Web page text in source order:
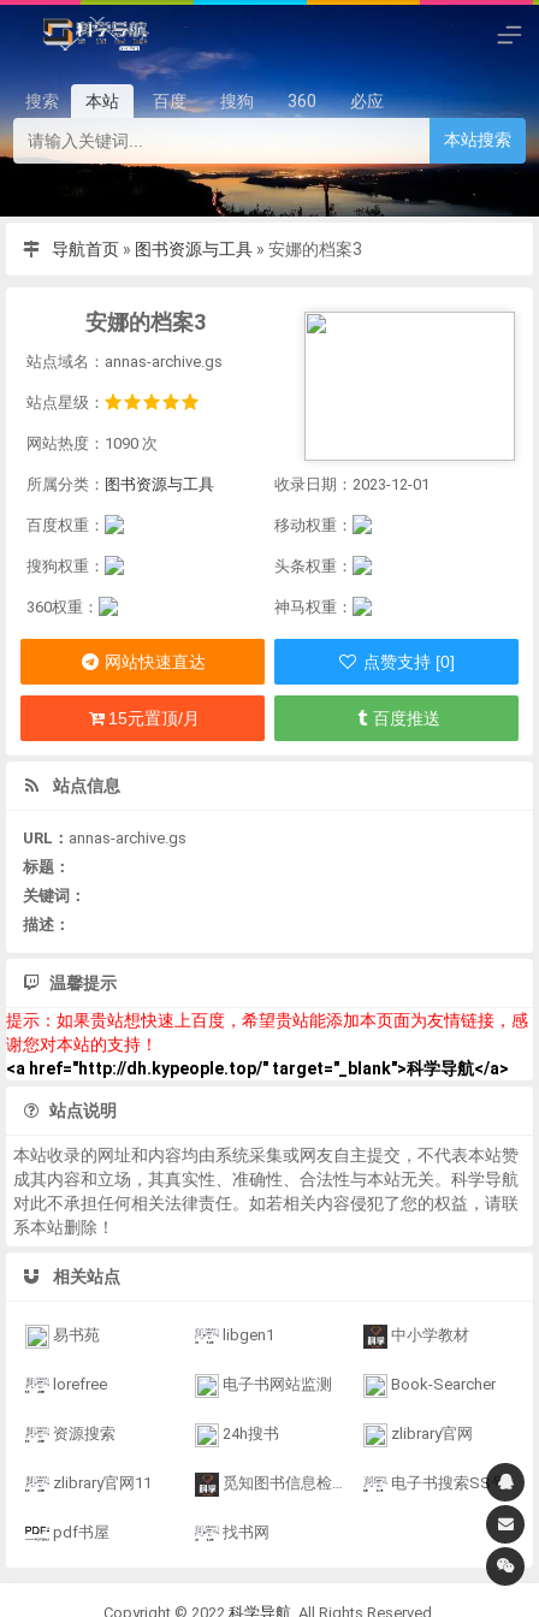
搜索 本站 百度 搜狗 360
必应
本站搜索
导航首页 » 图书资源与工具 » 安娜的档案3
安娜的档案3
站点域名：annas-archive.gs
站点星级：
网站热度：1090 次
所属分类： 图书资源与工具 收录日期：2023-12-01
百度权重： 移动权重：
搜狗权重： 头条权重：
360权重： 神马权重：
网站快速直达 点赞支持 [0]
15元置顶/月 百度推送
站点信息
URL： annas-archive.gs
标题：
关键词：
描述：
温馨提示
提示：如果贵站想快速上百度，希望贵站能添加本页面为友情链接，感
谢您对本站的支持！
<a href="http://dh.kypeople.top/" target="_blank">科学导航</a>
站点说明
本站收录的网址和内容均由系统采集或网友自主提交，不代表本站赞
成其内容和立场，其真实性、准确性、合法性与本站无关。科学导航
对此不承担任何相关法律责任。如若相关内容侵犯了您的权益，请联
系本站删除！
相关站点
易书苑 libgen1 中小学教材
lorefree 电子书网站监测 Book-Searcher
资源搜索 24h搜书 zlibrary官网
zlibrary官网11 觅知图书信息检索 电子书搜索SS号
pdf书屋 找书网
Copyright © 2022 科学导航 . All Rights Reserved.